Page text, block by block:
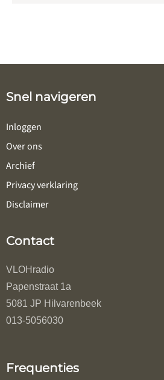
Snel navigeren
Inloggen
Over ons
Archief
Privacy verklaring
Disclaimer
Contact
VLOHradio
Papenstraat 1a
5081 JP Hilvarenbeek
013-5056030
Frequenties